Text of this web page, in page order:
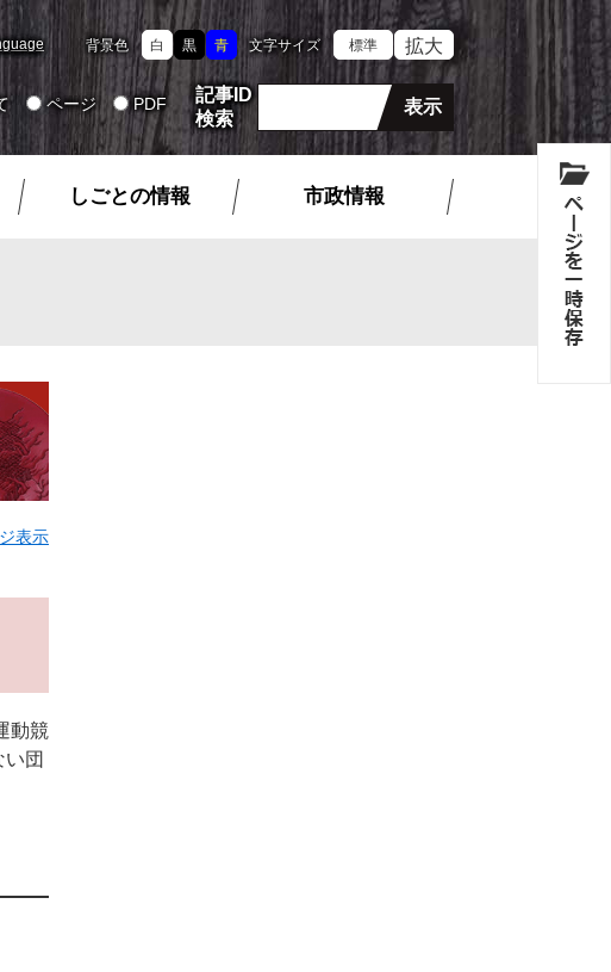
背景色 白 黒 青 文字サイズ 標準 拡大
ページ PDF
記事ID
検索
しごとの情報 市政情報
表示
動競
団